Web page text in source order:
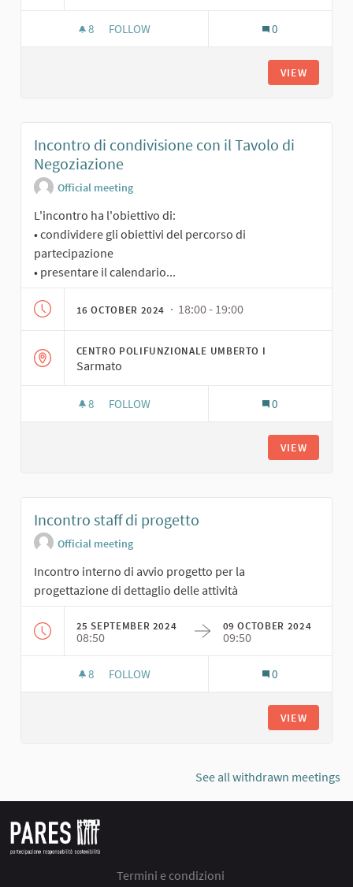
8 8 FOLLOWERS
FOLLOW 0
VIEW
Incontro di condivisione con il Tavolo di
Negoziazione
Official meeting
L'incontro ha l'obiettivo di:
• condividere gli obiettivi del percorso di
partecipazione
• presentare il calendario...
16 OCTOBER 2024 · 18:00 - 19:00
CENTRO POLIFUNZIONALE UMBERTO I
Sarmato
8 8 FOLLOWERS
FOLLOW 0
VIEW
Incontro staff di progetto
Official meeting
Incontro interno di avvio progetto per la
progettazione di dettaglio delle attività
25 SEPTEMBER 2024
08:50
09 OCTOBER 2024
09:50
8 8 FOLLOWERS
FOLLOW 0
VIEW
See all withdrawn meetings
Termini e condizioni